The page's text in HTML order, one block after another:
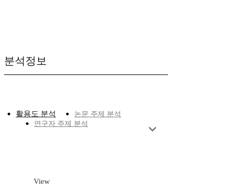
분석정보
활용도 분석
논문 주제 분석
연구자 주제 분석
View